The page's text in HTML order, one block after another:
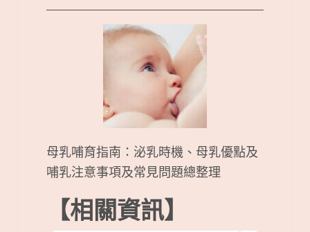
母乳哺育指南：泌乳時機、母乳優點及
哺乳注意事項及常見問題總整理
【相關資訊】